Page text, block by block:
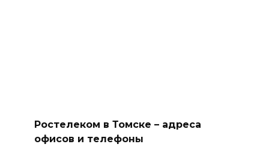
Ростелеком в Томске – адреса
офисов и телефоны